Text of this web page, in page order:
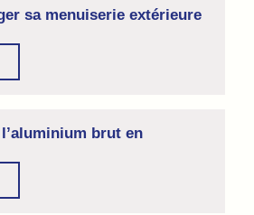
sa menuiserie extérieure
brut en